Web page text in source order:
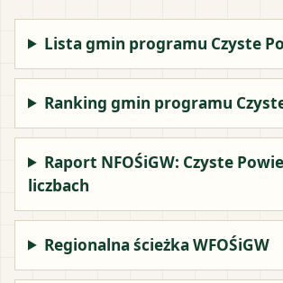
Lista gmin programu Czyste
Ranking gmin programu
Raport NFOŚiGW: Czyste
liczbach
Regionalna ścieżka WFOŚiGW